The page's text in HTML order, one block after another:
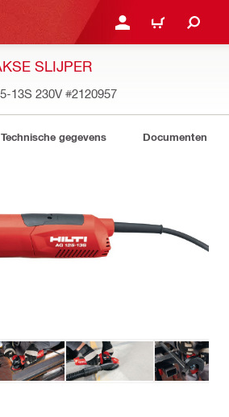
LOG IN OF REGISTREER
WINKELWAGEN
SLIJPER
13S 230V #2120957
Technische gegevens Documenten